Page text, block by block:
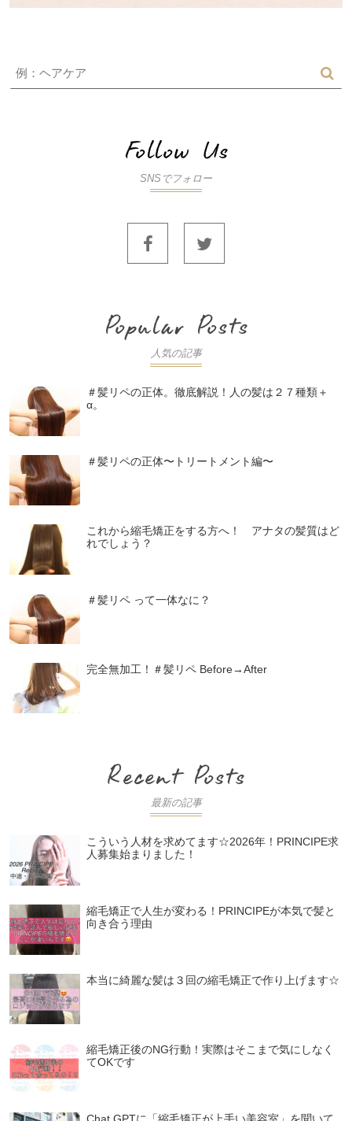
SNSでフォロー
人気の記事
＃髪リペの正体。徹底解説！人の髪は２７種類＋
α。
＃髪リペの正体〜トリートメント編〜
これから縮毛矯正をする方へ！ アナタの髪質はど
れでしょう？
＃髪リペ って一体なに？
完全無加工！＃髪リペ Before→After
最新の記事
こういう人材を求めてます☆2026年！PRINCIPE求
人募集始まりました！
縮毛矯正で人生が変わる！PRINCIPEが本気で髪と
向き合う理由
本当に綺麗な髪は３回の縮毛矯正で作り上げます☆
縮毛矯正後のNG行動！実際はそこまで気にしなく
てOKです